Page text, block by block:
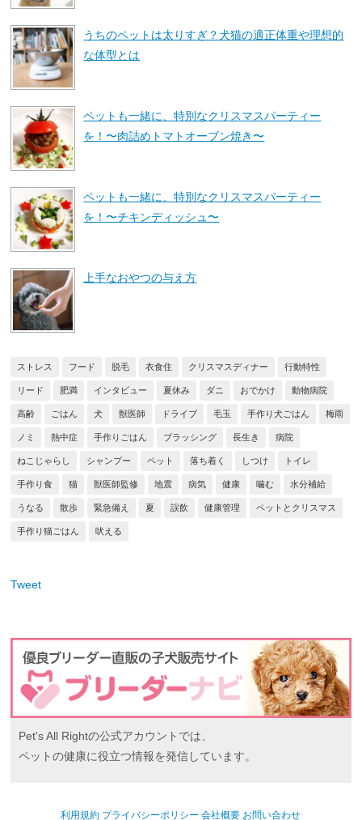
うちのペットは太りすぎ？犬猫の適正体重や理想的
な体型とは
ペットも一緒に、特別なクリスマスパーティー
を！〜肉詰めトマトオーブン焼き〜
ペットも一緒に、特別なクリスマスパーティー
を！〜チキンディッシュ〜
上手なおやつの与え方
ストレス フード 脱毛 衣食住 クリスマスディナー 行動特性
リード 肥満 インタビュー 夏休み ダニ おでかけ 動物病院
高齢 ごはん 犬 獣医師 ドライブ 毛玉 手作り犬ごはん 梅雨
ノミ 熱中症 手作りごはん ブラッシング 長生き 病院
ねこじゃらし シャンプー ペット 落ち着く しつけ トイレ
手作り食 猫 獣医師監修 地震 病気 健康 噛む 水分補給
うなる 散歩 緊急備え 夏 誤飲 健康管理 ペットとクリスマス
手作り猫ごはん 吠える
Tweet
Pet's All Rightの公式アカウントでは、
ペットの健康に役立つ情報を発信しています。
利用規約 プライバシーポリシー 会社概要 お問い合わせ